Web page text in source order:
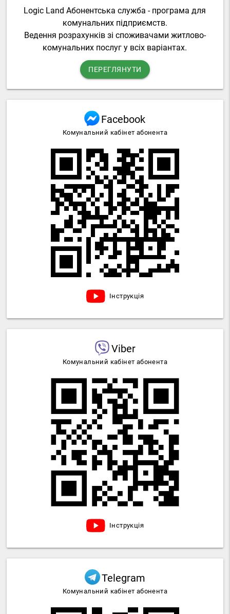
Logic Land Абонентська служба - програма для
комунальних підприємств.
Ведення розрахунків зі споживачами житлово-
комунальних послуг у всіх варіантах.
ПЕРЕГЛЯНУТИ
Facebook
Комунальний кабінет абонента
Інструкція
Viber
Комунальний кабінет абонента
Інструкція
Telegram
Комунальний кабінет абонента